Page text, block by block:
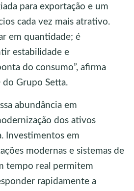
para exportação e um
cada vez mais atrativo.
em quantidade; é
estabilidade e
do consumo”, afirma
do Grupo Setta.
abundância em
dos ativos
Investimentos em
modernas e sistemas de
tempo real permitem
rapidamente a